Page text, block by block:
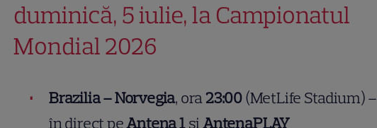
duminică, 5 iulie, la Campionatul
Mondial 2026
Brazilia – Norvegia, ora23:00(MetLife Stadium) –
în direct peAntena 1șiAntenaPLAY